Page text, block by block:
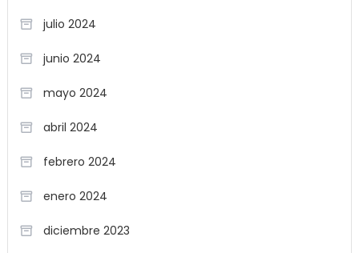
julio 2024
junio 2024
mayo 2024
abril 2024
febrero 2024
enero 2024
diciembre 2023